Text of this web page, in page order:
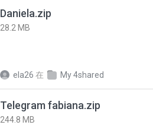
Daniela.zip
28.2 MB
ela26 在 My 4shared
Telegram fabiana.zip
244.8 MB